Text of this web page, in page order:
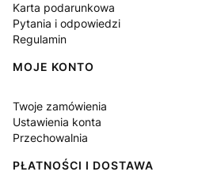
Karta podarunkowa
Pytania i odpowiedzi
Regulamin
MOJE KONTO
Twoje zamówienia
Ustawienia konta
Przechowalnia
PŁATNOŚCI I DOSTAWA